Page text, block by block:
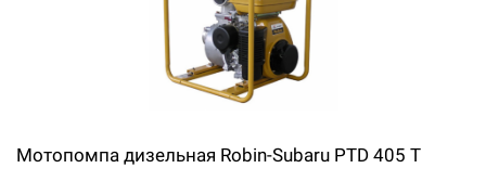
Мотопомпа дизельная Robin-Subaru PTD 405 T